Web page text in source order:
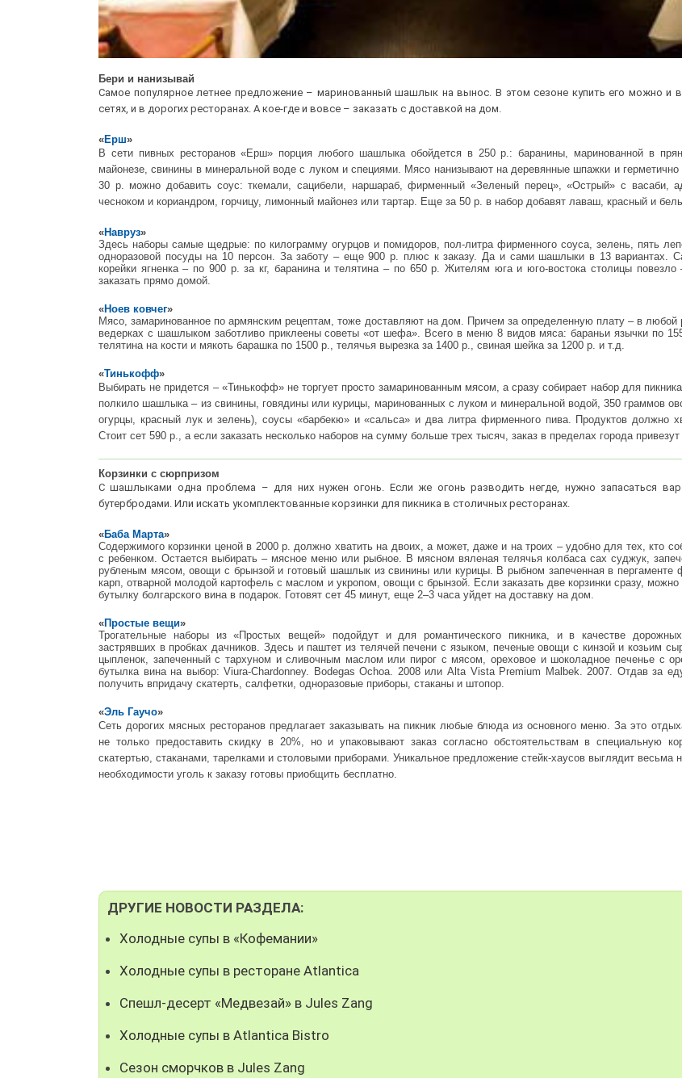
Бери и нанизывай
Самое популярное летнее предложение – маринованный шашлык на вынос. В этом сезоне купить его можно и
сетях, и в дорогих ресторанах. А кое-где и вовсе – заказать с доставкой на дом.
«Ерш»
В сети пивных ресторанов «Ерш» порция любого шашлыка обойдется в 250 р.: баранины, маринованной в
майонезе, свинины в минеральной воде с луком и специями. Мясо нанизывают на деревянные шпажки и
30 р. можно добавить соус: ткемали, сацибели, наршараб, фирменный «Зеленый перец», «Острый» с васаби,
чесноком и кориандром, горчицу, лимонный майонез или тартар. Еще за 50 р. в набор добавят лаваш, красный и
«Навруз»
Здесь наборы самые щедрые: по килограмму огурцов и помидоров, пол-литра фирменного соуса, зелень, пять
одноразовой посуды на 10 персон. За заботу – еще 900 р. плюс к заказу. Да и сами шашлыки в 13 вариантах.
корейки ягненка – по 900 р. за кг, баранина и телятина – по 650 р. Жителям юга и юго-востока столицы
заказать прямо домой.
«Ноев ковчег»
Мясо, замаринованное по армянским рецептам, тоже доставляют на дом. Причем за определенную плату – в любой
ведерках с шашлыком заботливо приклеены советы «от шефа». Всего в меню 8 видов мяса: бараньи язычки по
телятина на кости и мякоть барашка по 1500 р., телячья вырезка за 1400 р., свиная шейка за 1200 р. и т.д.
«Тинькофф»
Выбирать не придется – «Тинькофф» не торгует просто замаринованным мясом, а сразу собирает набор для
полкило шашлыка – из свинины, говядины или курицы, маринованных с луком и минеральной водой, 350 граммов
огурцы, красный лук и зелень), соусы «барбекю» и «сальса» и два литра фирменного пива. Продуктов должно
Стоит сет 590 р., а если заказать несколько наборов на сумму больше трех тысяч, заказ в пределах города привезут
Корзинки с сюрпризом
С шашлыками одна проблема – для них нужен огонь. Если же огонь разводить негде, нужно запасаться
бутербродами. Или искать укомплектованные корзинки для пикника в столичных ресторанах.
«Баба Марта»
Содержимого корзинки ценой в 2000 р. должно хватить на двоих, а может, даже и на троих – удобно для тех, кто
с ребенком. Остается выбирать – мясное меню или рыбное. В мясном вяленая телячья колбаса сах суджук,
рубленым мясом, овощи с брынзой и готовый шашлык из свинины или курицы. В рыбном запеченная в пергаменте
карп, отварной молодой картофель с маслом и укропом, овощи с брынзой. Если заказать две корзинки сразу, можно
бутылку болгарского вина в подарок. Готовят сет 45 минут, еще 2–3 часа уйдет на доставку на дом.
«Простые вещи»
Трогательные наборы из «Простых вещей» подойдут и для романтического пикника, и в качестве
застрявших в пробках дачников. Здесь и паштет из телячей печени с языком, печеные овощи с кинзой и козьим
цыпленок, запеченный с тархуном и сливочным маслом или пирог с мясом, ореховое и шоколадное печенье с
бутылка вина на выбор: Viura-Chardonney. Bodegas Ochoa. 2008 или Alta Vista Premium Malbek. 2007. Отдав за
получить впридачу скатерть, салфетки, одноразовые приборы, стаканы и штопор.
«Эль Гаучо»
Сеть дорогих мясных ресторанов предлагает заказывать на пикник любые блюда из основного меню. За это
не только предоставить скидку в 20%, но и упаковывают заказ согласно обстоятельствам в специальную
скатертью, стаканами, тарелками и столовыми приборами. Уникальное предложение стейк-хаусов выглядит весьма
необходимости уголь к заказу готовы приобщить бесплатно.
ДРУГИЕ НОВОСТИ РАЗДЕЛА:
Холодные супы в «Кофемании»
Холодные супы в ресторане Atlantica
Спешл-десерт «Медвезай» в Jules Zang
Холодные супы в Atlantica Bistro
Сезон сморчков в Jules Zang